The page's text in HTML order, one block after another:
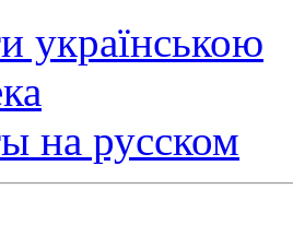
українською
на русском